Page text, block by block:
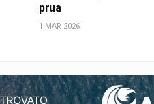
prua
1 MAR 2026